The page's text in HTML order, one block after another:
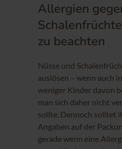
Allergien
zu beachten
Nüsse und
auslösen – wenn auch
weniger Kinder davon
man sich daher nicht
sollte. Dennoch solltet
Angaben auf der
gerade wenn eine